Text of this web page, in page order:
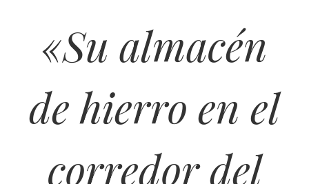
«Su almacén
de hierro en el
corredor del